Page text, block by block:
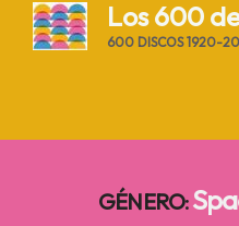
Saltar
Los 600
600 DISCOS 1920-
GÉNERO: